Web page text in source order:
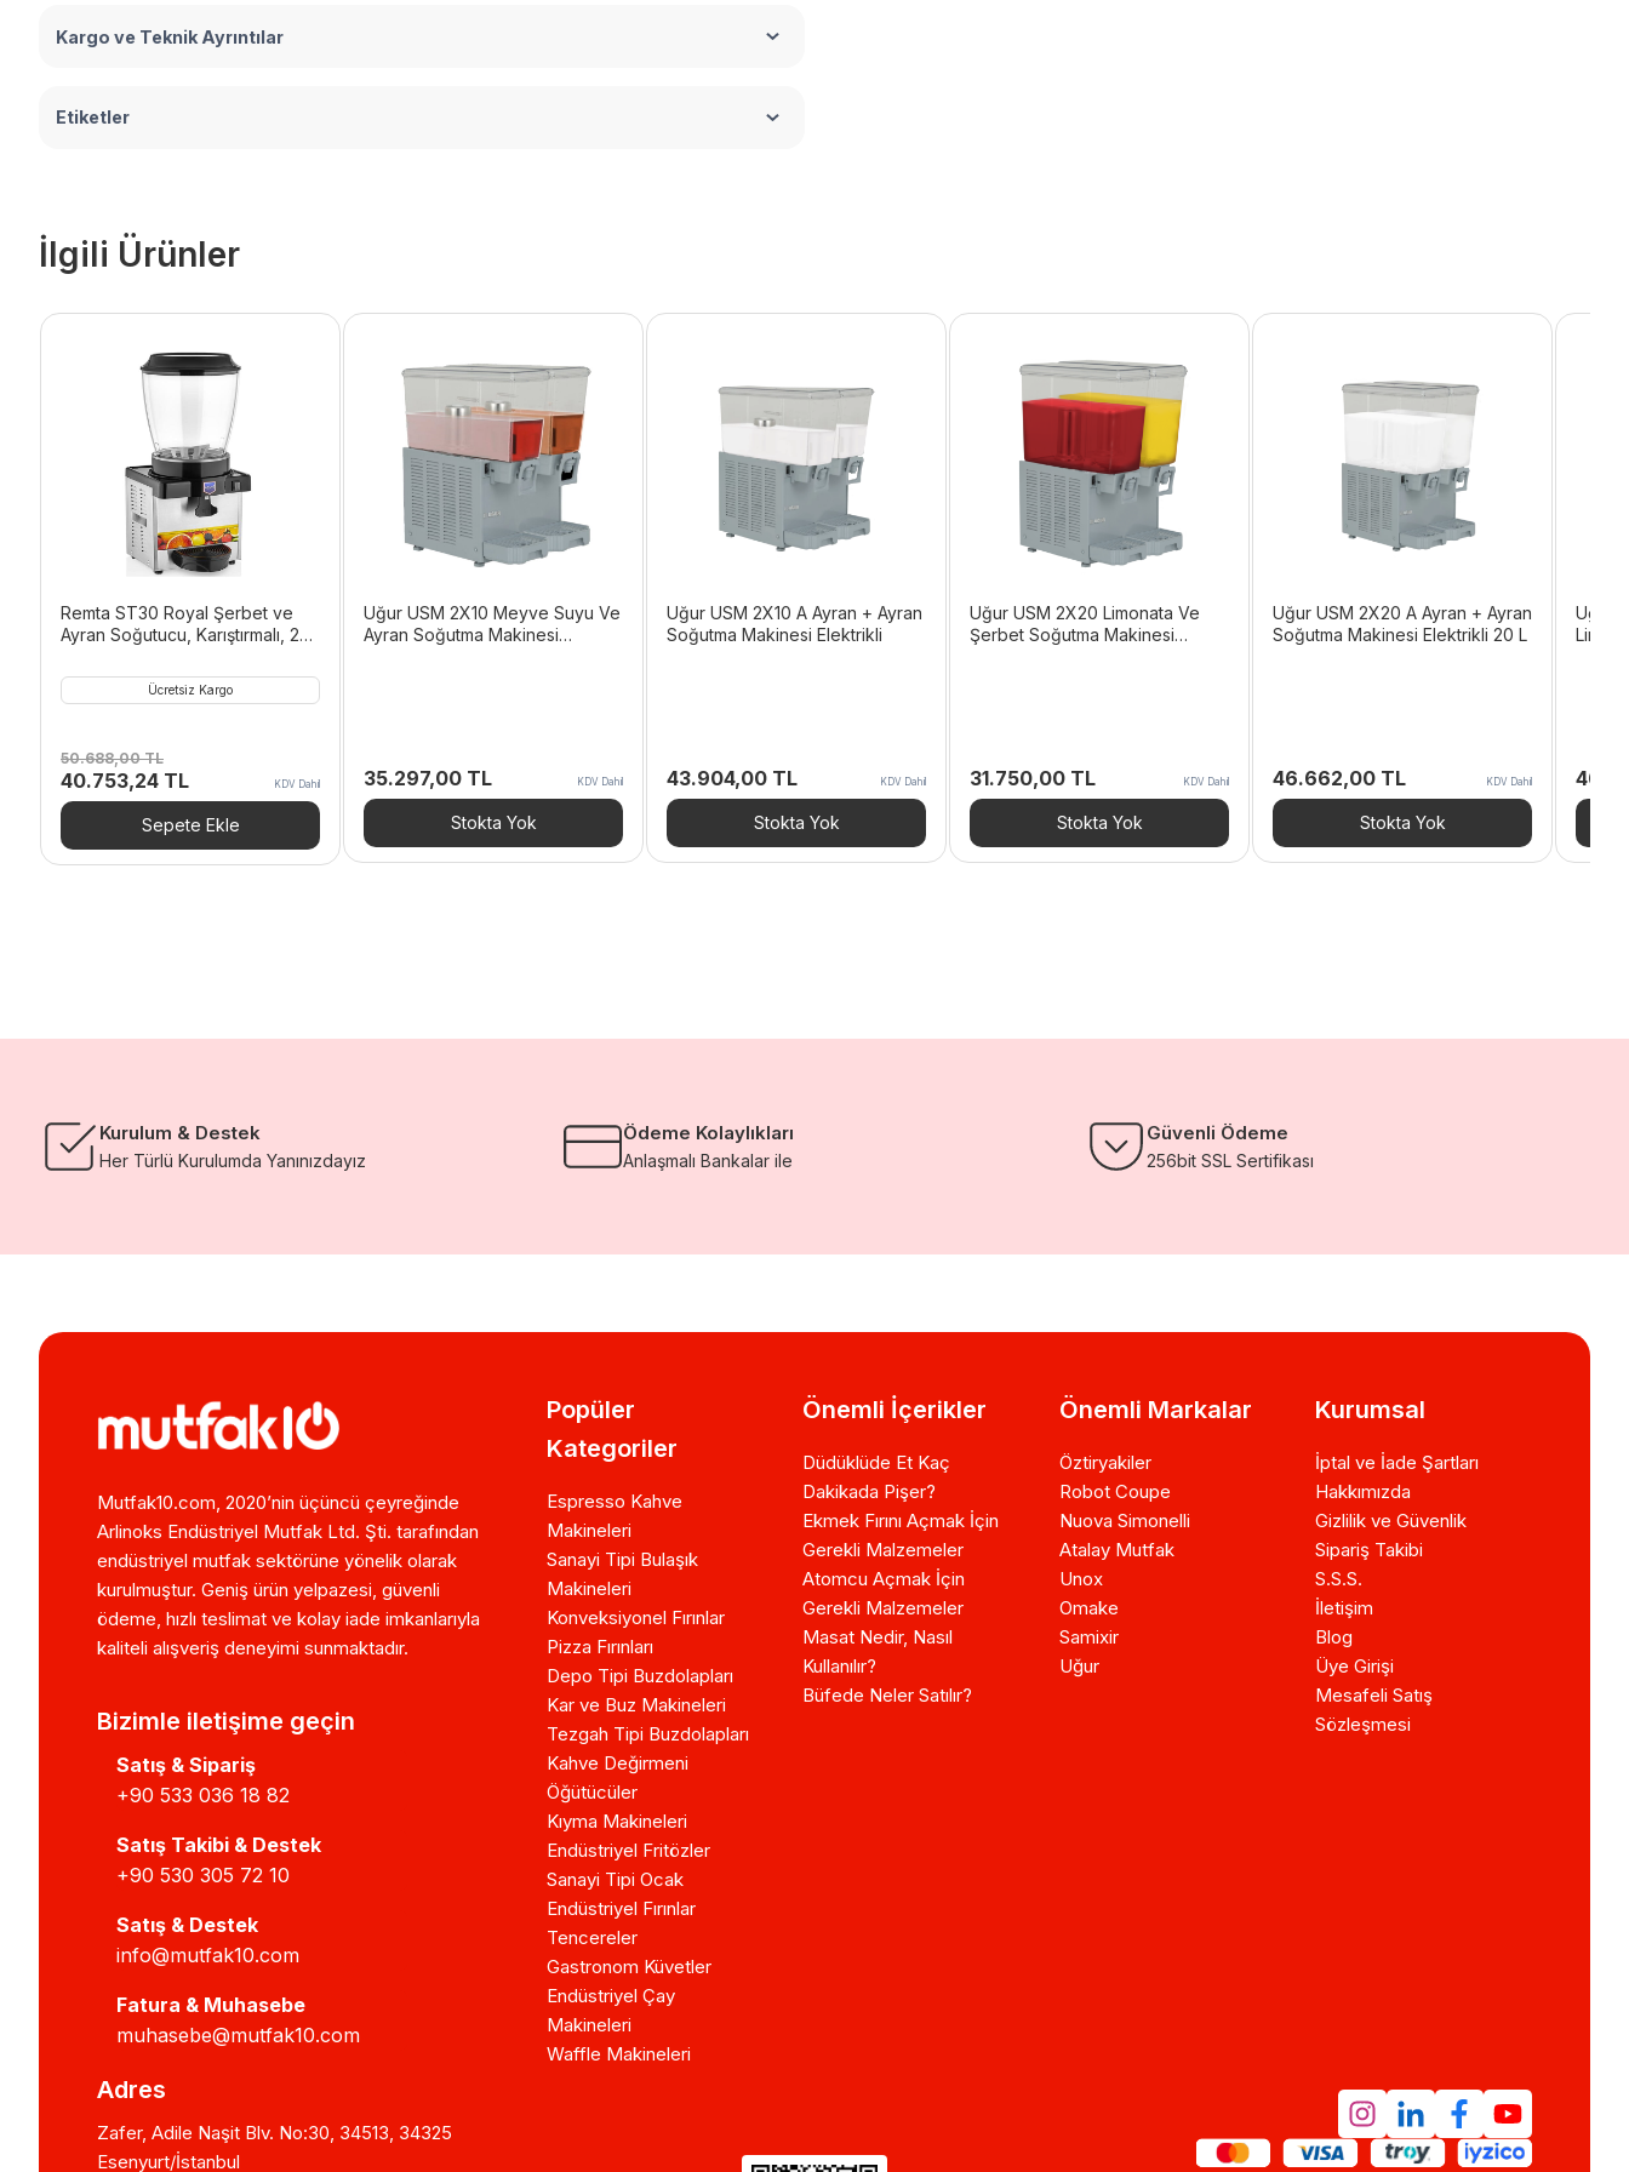
Kargo ve Teknik Ayrıntılar
Etiketler
İlgili Ürünler
Remta ST30 Royal Şerbet ve
Ayran Soğutucu, Karıştırmalı, 20
Ücretsiz Kargo
50.688,00TL
Orijinal
fiyat:
50.688,00 TL.
40.753,24 TL
andaki
fiyat:
40.753,24 TL.
KDV Dahil
Sepete Ekle
Uğur USM 2X10 Meyve Suyu Ve
Ayran Soğutma Makinesi
35.297,00 TL KDV Dahil
Stokta Yok
Uğur USM 2X10 A Ayran + Ayran
Soğutma Makinesi Elektrikli
43.904,00 TL KDV Dahil
Stokta Yok
Uğur USM 2X20 Limonata Ve
Şerbet Soğutma Makinesi
31.750,00 TL KDV Dahil
Stokta Yok
Uğur USM 2X20 A Ayran + Ayran
Soğutma Makinesi Elektrikli 20 L
46.662,00 TL KDV Dahil
Stokta Yok
Uğur
Kurulum & Destek
Her Türlü Kurulumda Yanınızdayız
Ödeme Kolaylıkları
Anlaşmalı Bankalar ile
Güvenli Ödeme
256bit SSL Sertifikası
Mutfak10.com, 2020’nin üçüncü çeyreğinde
Arlinoks Endüstriyel Mutfak Ltd. Şti. tarafından
endüstriyel mutfak sektörüne yönelik olarak
kurulmuştur. Geniş ürün yelpazesi, güvenli
ödeme, hızlı teslimat ve kolay iade imkanlarıyla
kaliteli alışveriş deneyimi sunmaktadır.
Bizimle iletişime geçin
Satış & Sipariş
+90 533 036 18 82
Satış Takibi & Destek
+90 530 305 72 10
Satış & Destek
info@mutfak10.com
Fatura & Muhasebe
muhasebe@mutfak10.com
Adres
Zafer, Adile Naşit Blv. No:30, 34513, 34325
Esenyurt/İstanbul
Popüler
Kategoriler
Espresso Kahve
Makineleri
Sanayi Tipi Bulaşık
Makineleri
Konveksiyonel Fırınlar
Pizza Fırınları
Depo Tipi Buzdolapları
Kar ve Buz Makineleri
Tezgah Tipi Buzdolapları
Kahve Değirmeni
Öğütücüler
Kıyma Makineleri
Endüstriyel Fritözler
Sanayi Tipi Ocak
Endüstriyel Fırınlar
Tencereler
Gastronom Küvetler
Endüstriyel Çay
Makineleri
Waffle Makineleri
Önemli İçerikler
Düdüklüde Et Kaç
Dakikada Pişer?
Ekmek Fırını Açmak İçin
Gerekli Malzemeler
Atomcu Açmak İçin
Gerekli Malzemeler
Masat Nedir, Nasıl
Kullanılır?
Büfede Neler Satılır?
Önemli Markalar
Öztiryakiler
Robot Coupe
Nuova Simonelli
Atalay Mutfak
Unox
Omake
Samixir
Uğur
Kurumsal
İptal ve İade Şartları
Hakkımızda
Gizlilik ve Güvenlik
Sipariş Takibi
S.S.S.
İletişim
Blog
Üye Girişi
Mesafeli Satış
Sözleşmesi